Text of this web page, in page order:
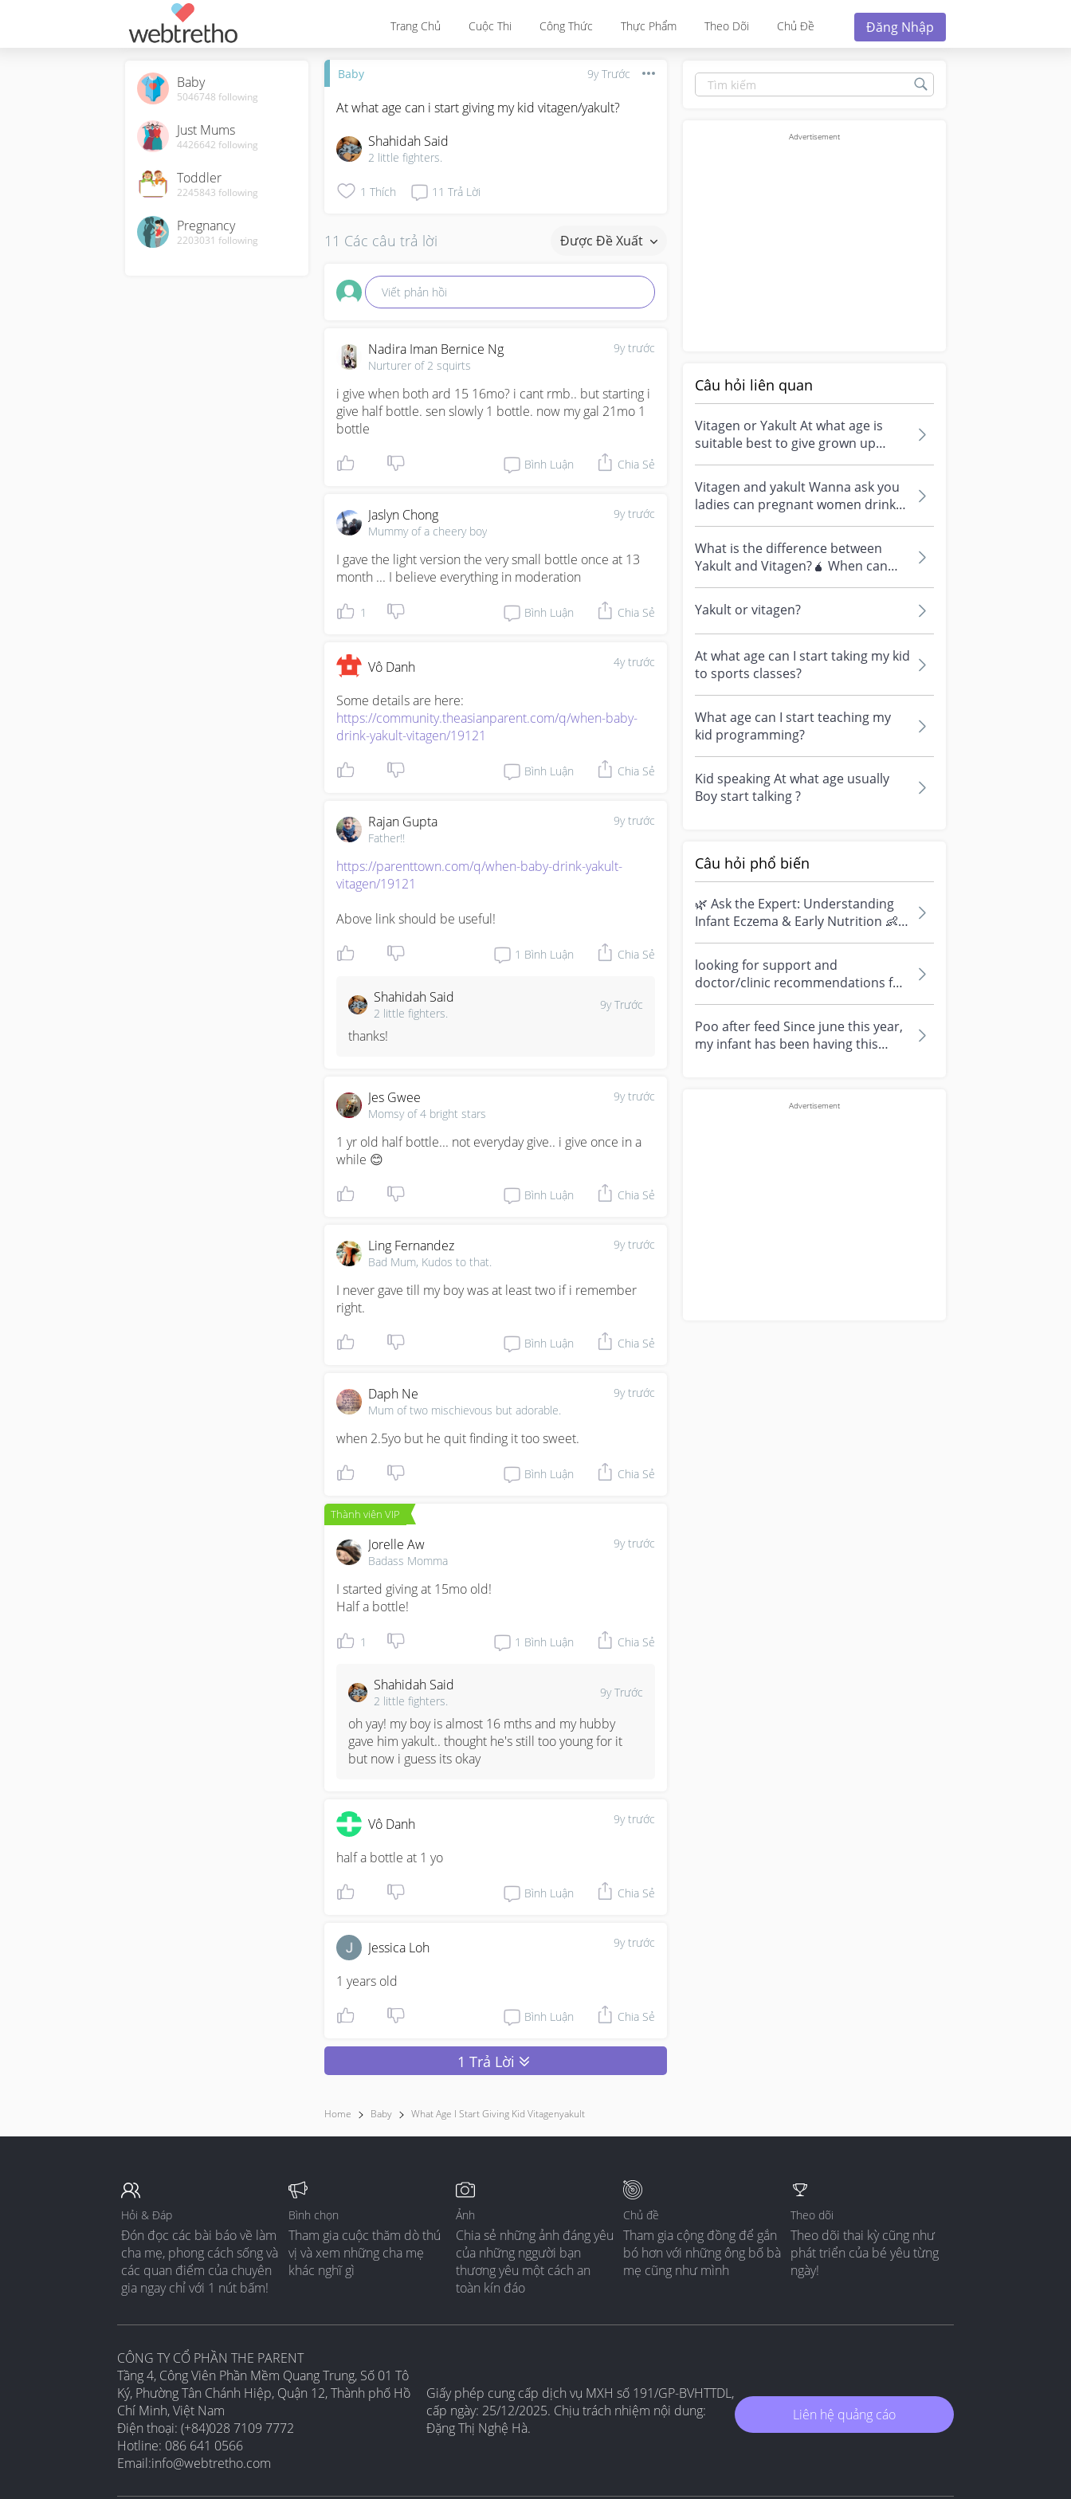
Trang Chủ Cuộc Thi Công Thức Thực Phẩm Theo Dõi Chủ Đề Đăng Nhập
Baby
5046748 following
Just Mums
4426642 following
Toddler
2245843 following
Pregnancy
2203031 following
Baby 9y Trước
At what age can i start giving my kid vitagen/yakult?
Shahidah Said
2 little fighters.
1 Thích 11 Trả Lời
11 Các câu trả lời Được Đề Xuất
Viết phản hồi
9y trước
Nadira Iman Bernice Ng
Nurturer of 2 squirts
i give when both ard 15 16mo? i cant rmb.. but starting i
give half bottle. sen slowly 1 bottle. now my gal 21mo 1
bottle
Bình Luận Chia Sẻ
9y trước
Jaslyn Chong
Mummy of a cheery boy
I gave the light version the very small bottle once at 13
month ... I believe everything in moderation
1 Bình Luận Chia Sẻ
4y trước
Vô Danh
https://community.theasianparent.com/q/when-baby-
drink-yakult-vitagen/19121
Bình Luận Chia Sẻ
9y trước
Rajan Gupta
Father!!
https://parenttown.com/q/when-baby-drink-yakult-
vitagen/19121
Above link should be useful!
1 Bình Luận Chia Sẻ
Shahidah Said
2 little fighters.
9y Trước
thanks!
9y trước
Jes Gwee
Momsy of 4 bright stars
1 yr old half bottle... not everyday give.. i give once in a
while 😊
Bình Luận Chia Sẻ
9y trước
Ling Fernandez
Bad Mum, Kudos to that.
I never gave till my boy was at least two if i remember
right.
Bình Luận Chia Sẻ
9y trước
Daph Ne
Mum of two mischievous but adorable.
when 2.5yo but he quit finding it too sweet.
Bình Luận Chia Sẻ
Thành viên VIP
9y trước
Jorelle Aw
Badass Momma
I started giving at 15mo old!
Half a bottle!
1 1 Bình Luận Chia Sẻ
Shahidah Said
2 little fighters.
9y Trước
oh yay! my boy is almost 16 mths and my hubby
gave him yakult.. thought he's still too young for it
but now i guess its okay
9y trước
Vô Danh
half a bottle at 1 yo
Bình Luận Chia Sẻ
9y trước
Jessica Loh
1 years old
Bình Luận Chia Sẻ
1 Trả Lời
Home Baby What Age I Start Giving Kid Vitagenyakult
Câu hỏi liên quan
Vitagen or Yakult At what age is
suitable best to give grown up
toddlers vitagen/yakult? I havent
st...
Vitagen and yakult Wanna ask you
ladies can pregnant women drink
vitagen/ yakult?
What is the difference between
Yakult and Vitagen?🧉 When can
baby drink Yakult or Vitagen? Yakult
vs...
Yakult or vitagen?
At what age can I start taking my kid
to sports classes?
What age can I start teaching my
kid programming?
Kid speaking At what age usually
Boy start talking ?
Câu hỏi phổ biến
🌿 Ask the Expert: Understanding
Infant Eczema & Early Nutrition 👶
Have questions about eczema,
sensi...
looking for support and
doctor/clinic recommendations for
a medical abortion i'm feeling really
over...
Poo after feed Since june this year,
my infant has been having this
Hỏi & Đáp
Đón đọc các bài báo về làm
cha mẹ, phong cách sống và
các quan điểm của chuyên
gia ngay chỉ với 1 nút bấm!
Bình chọn
Tham gia cuộc thăm dò thú
vị và xem những cha mẹ
khác nghĩ gì
Ảnh
Chia sẻ những ảnh đáng yêu
của những nggười bạn
thương yêu một cách an
toàn kín đáo
Chủ đề
Tham gia cộng đồng để gắn
bó hơn với những ông bố bà
mẹ cũng như mình
Theo dõi
Theo dõi thai kỳ cũng như
phát triển của bé yêu từng
ngày!
CÔNG TY CỔ PHẦN THE PARENT
Tầng 4, Công Viên Phần Mềm Quang Trung, Số 01 Tô
Ký, Phường Tân Chánh Hiệp, Quận 12, Thành phố Hồ
Chí Minh, Việt Nam
Điện thoại: (+84)028 7109 7772
Hotline: 086 641 0566
Email:info@webtretho.com
Giấy phép cung cấp dịch vụ MXH số 191/GP-BVHTTDL,
cấp ngày: 25/12/2025. Chịu trách nhiệm nội dung:
Đặng Thị Nghệ Hà.
Liên hệ quảng cáo